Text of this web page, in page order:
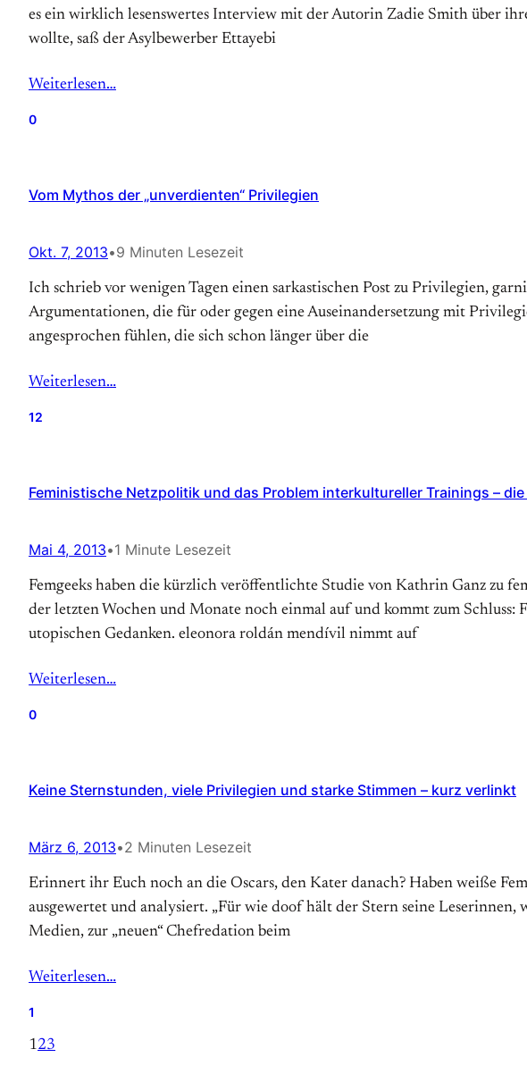
es ein wirklich lesenswertes Interview mit der Autorin Zadie Smith über
wollte, saß der Asylbewerber Ettayebi
Weiterlesen…
0
Vom Mythos der „unverdienten“ Privilegien
Okt. 7, 2013•9 Minuten Lesezeit
Ich schrieb vor wenigen Tagen einen sarkastischen Post zu Privilegien,
Argumentationen, die für oder gegen eine Auseinandersetzung mit
angesprochen fühlen, die sich schon länger über die
Weiterlesen…
12
Feministische Netzpolitik und das Problem interkultureller Trainings –
Mai 4, 2013•1 Minute Lesezeit
Femgeeks haben die kürzlich veröffentlichte Studie von Kathrin Ganz zu
der letzten Wochen und Monate noch einmal auf und kommt zum
utopischen Gedanken. eleonora roldán mendívil nimmt auf
Weiterlesen…
0
Keine Sternstunden, viele Privilegien und starke Stimmen – kurz verlinkt
März 6, 2013•2 Minuten Lesezeit
Erinnert ihr Euch noch an die Oscars, den Kater danach? Haben weiße
ausgewertet und analysiert. „Für wie doof hält der Stern seine
Medien, zur „neuen“ Chefredation beim
Weiterlesen…
1
123